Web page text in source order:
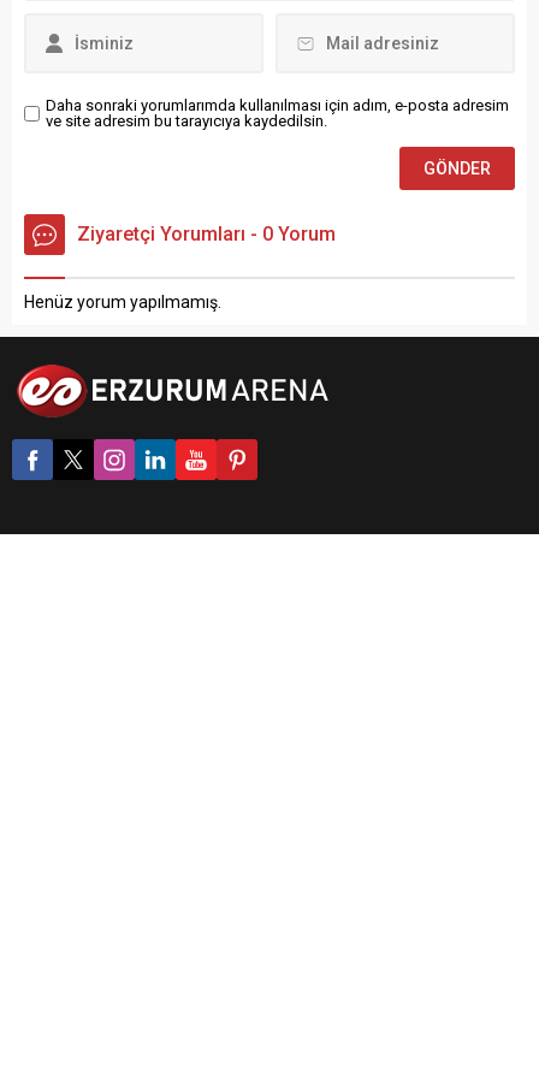
çalışmalarıyla başladı.
Daha sonraki yorumlarımda kullanılması için adım, e-posta adresim
ve site adresim bu tarayıcıya kaydedilsin.
Ziyaretçi Yorumları - 0 Yorum
Henüz yorum yapılmamış.